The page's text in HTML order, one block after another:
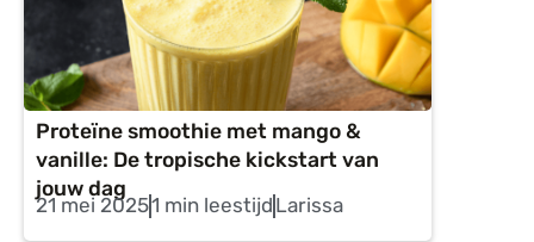
Proteïne smoothie met mango &
vanille: De tropische kickstart van
jouw dag
21 mei 20251 min leestijd Larissa